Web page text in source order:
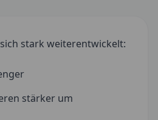
stark weiterentwickelt:
stärker um